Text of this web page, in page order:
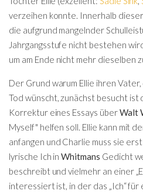
verzeihen konnte. Innerhalb dieser
die aufgrund mangelnder
Jahrgangsstufe nicht bestehen
um am Ende nicht mehr dieselben
Der Grund warum Ellie ihren
Tod wünscht, zunächst besucht
Korrektur eines Essays überWalt
Myself" helfen soll. Ellie kann mit
anfangen und Charlie muss sie
lyrische Ich inWhitmans Gedicht
beschreibt und vielmehr an einer
interessiert ist, in der das „Ich“